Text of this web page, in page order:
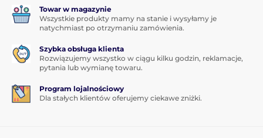
Towar w magazynie
Wszystkie produkty mamy na stanie i wysyłamy je
natychmiast po otrzymaniu zamówienia.
Szybka obsługa klienta
Rozwiązujemy wszystko w ciągu kilku godzin, reklamacje,
pytania lub wymianę towaru.
Program lojalnościowy
Dla stałych klientów oferujemy ciekawe zniżki.